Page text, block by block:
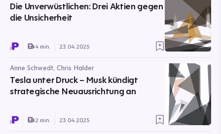
Die Unverwüstlichen: Drei Aktien gegen
die Unsicherheit
4 min. 23.04.2025
Anne Schwedt, Chris Halder
Tesla unter Druck – Musk kündigt
strategische Neuausrichtung an
2 min. 23.04.2025